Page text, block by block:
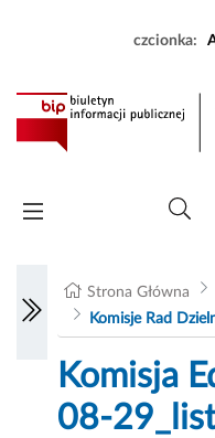
czcionka:
Strona Główna
Komisje Rad
Komisja
08-